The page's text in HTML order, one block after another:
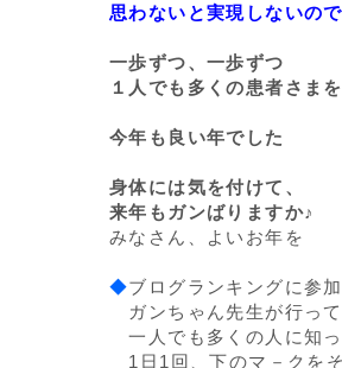
思わないと実現しないの
一歩ずつ、一歩ずつ
１人でも多くの患者さまを
今年も良い年でした
身体には気を付けて、
来年もガンばりますか♪
みなさん、よいお年を
◆ブログランキングに参
ガンちゃん先生が行っ
一人でも多くの人に知っ
1日1回、下のマ－クを